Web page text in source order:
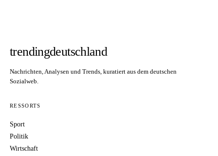
trendingdeutschland
Nachrichten, Analysen und Trends, kuratiert aus dem deutschen
Sozialweb.
RESSORTS
Sport
Politik
Wirtschaft